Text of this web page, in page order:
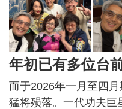
年初已有多位台
而于2026年一月至四
猛将殒落。一代功夫巨